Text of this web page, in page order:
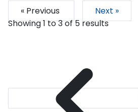
« Previous
Next »
Showing1to3of5 results